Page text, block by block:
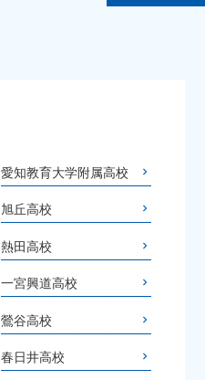
愛知教育大学附属高校
旭丘高校
熱田高校
一宮興道高校
鶯谷高校
春日井高校